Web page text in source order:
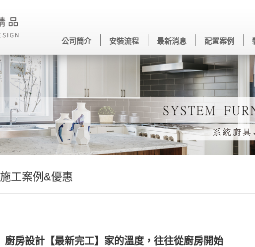
公司簡介 安裝流程 最新消息 配置案例
施工案例&優惠
廚房設計【最新完工】家的溫度，往往從廚房開始